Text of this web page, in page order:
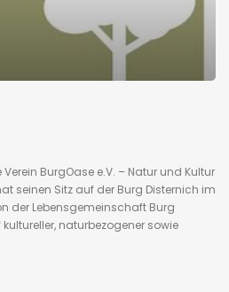
BurgOase e.V. – Natur und Kultur
seinen Sitz auf der Burg Disternich im
der Lebensgemeinschaft Burg
naturbezogener sowie